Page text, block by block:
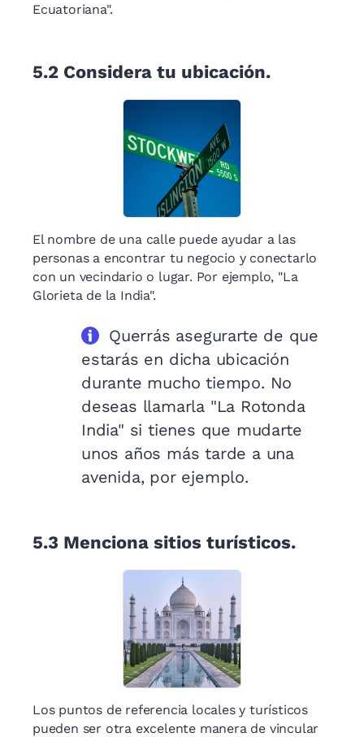
Ecuatoriana".
5.2 Considera tu ubicación.
El nombre de una calle puede ayudar a las
personas a encontrar tu negocio y conectarlo
con un vecindario o lugar. Por ejemplo, "La
Glorieta de la India".
Querrás asegurarte de que
estarás en dicha ubicación
durante mucho tiempo. No
deseas llamarla "La Rotonda
India" si tienes que mudarte
unos años más tarde a una
avenida, por ejemplo.
5.3 Menciona sitios turísticos.
Los puntos de referencia locales y turísticos
pueden ser otra excelente manera de vincular